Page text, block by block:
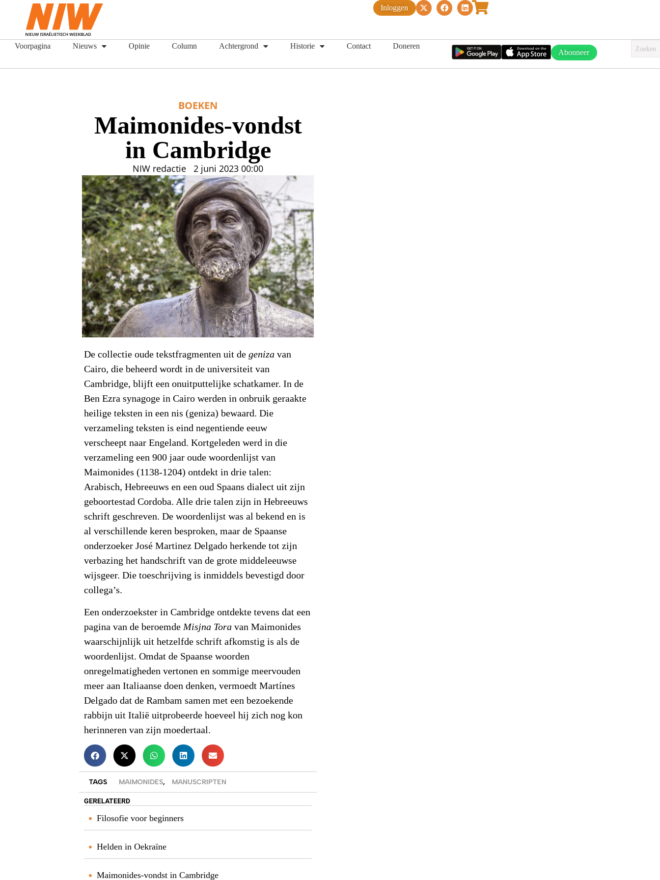
Inloggen
Voorpagina Nieuws Opinie Column Achtergrond Historie Contact Doneren
Abonneer
BOEKEN
Maimonides-vondst
in Cambridge
NIW redactie 2 juni 2023 00:00
De collectie oude tekstfragmenten uit degeniza van
Cairo, die beheerd wordt in de universiteit van
Cambridge, blijft een onuitputtelijke schatkamer. In de
Ben Ezra synagoge in Cairo werden in onbruik geraakte
heilige teksten in een nis (geniza) bewaard. Die
verzameling teksten is eind negentiende eeuw
verscheept naar Engeland. Kortgeleden werd in die
verzameling een 900 jaar oude woordenlijst van
Maimonides (1138-1204) ontdekt in drie talen:
Arabisch, Hebreeuws en een oud Spaans dialect uit zijn
geboortestad Cordoba. Alle drie talen zijn in Hebreeuws
schrift geschreven. De woordenlijst was al bekend en is
al verschillende keren besproken, maar de Spaanse
onderzoeker José Martinez Delgado herkende tot zijn
verbazing het handschrift van de grote middeleeuwse
wijsgeer. Die toeschrijving is inmiddels bevestigd door
collega’s.
Een onderzoekster in Cambridge ontdekte tevens dat een
pagina van de beroemdeMisjna Tora van Maimonides
waarschijnlijk uit hetzelfde schrift afkomstig is als de
woordenlijst. Omdat de Spaanse woorden
onregelmatigheden vertonen en sommige meervouden
meer aan Italiaanse doen denken, vermoedt Martínes
Delgado dat de Rambam samen met een bezoekende
rabbijn uit Italië uitprobeerde hoeveel hij zich nog kon
herinneren van zijn moedertaal.
TAGS MAIMONIDES, MANUSCRIPTEN
GERELATEERD
Filosofie voor beginners
Helden in Oekraïne
Maimonides-vondst in Cambridge